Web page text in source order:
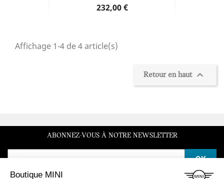
Prix
232,00 €
Affichage 1-4 de 4 article(s)
Retour en haut 
ABONNEZ-VOUS À NOTRE NEWSLETTER